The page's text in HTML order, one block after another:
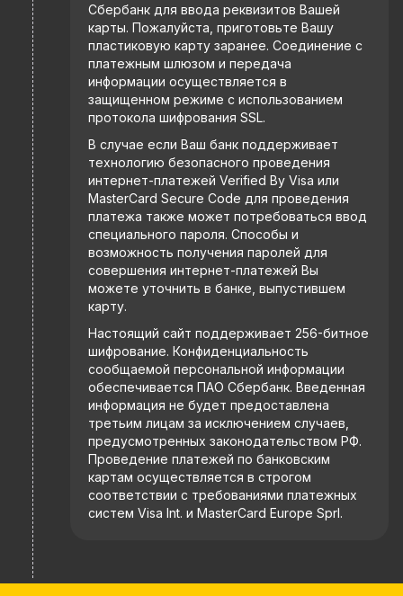
Сбербанк для ввода реквизитов Вашей
карты. Пожалуйста, приготовьте Вашу
пластиковую карту заранее. Соединение с
платежным шлюзом и передача
информации осуществляется в
защищенном режиме с использованием
протокола шифрования SSL.
В случае если Ваш банк поддерживает
технологию безопасного проведения
интернет-платежей Verified By Visa или
MasterCard Secure Code для проведения
платежа также может потребоваться ввод
специального пароля. Способы и
возможность получения паролей для
совершения интернет-платежей Вы
можете уточнить в банке, выпустившем
карту.
Настоящий сайт поддерживает 256-битное
шифрование. Конфиденциальность
сообщаемой персональной информации
обеспечивается ПАО Сбербанк. Введенная
информация не будет предоставлена
третьим лицам за исключением случаев,
предусмотренных законодательством РФ.
Проведение платежей по банковским
картам осуществляется в строгом
соответствии с требованиями платежных
систем Visa Int. и MasterCard Europe Sprl.